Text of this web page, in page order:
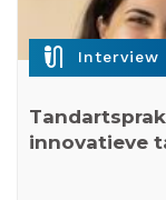
mic_external_on Interview
innovatieve